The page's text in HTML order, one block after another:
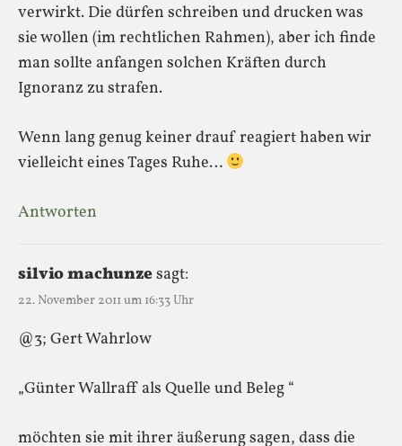
verwirkt. Die dürfen schreiben und drucken was
sie wollen (im rechtlichen Rahmen), aber ich finde
man sollte anfangen solchen Kräften durch
Ignoranz zu strafen.
Wenn lang genug keiner drauf reagiert haben wir
vielleicht eines Tages Ruhe…
Antworten
silvio machunzesagt:
22. November 2011 um 16:33 Uhr
@3; Gert Wahrlow
„Günter Wallraff als Quelle und Beleg “
möchten sie mit ihrer äußerung sagen, dass die